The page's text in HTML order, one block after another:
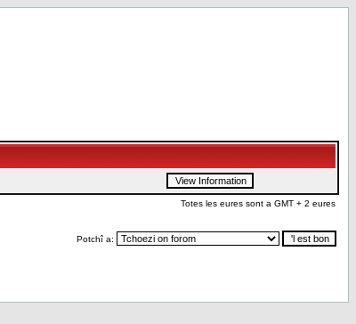
Totes les eures sont a GMT + 2 eures
Potchî a: